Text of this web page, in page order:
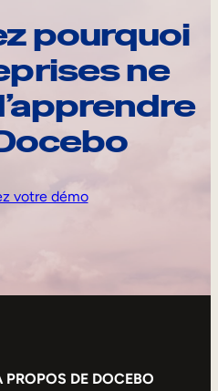
pourquoi
ne
votre démo
PROPOS DE DOCEBO